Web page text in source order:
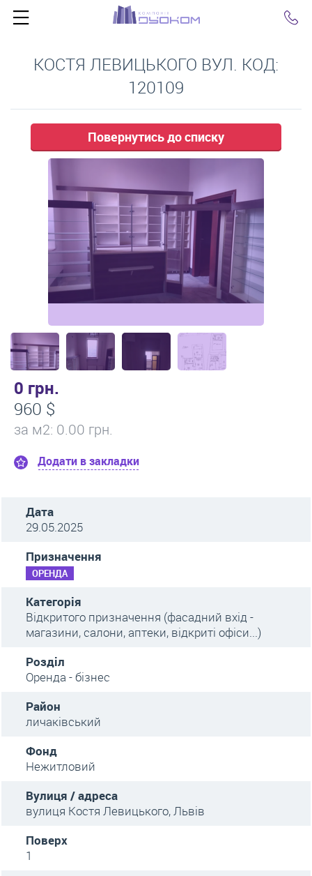
КОСТЯ ЛЕВИЦЬКОГО ВУЛ. КОД:
120109
Повернутись до списку
0 грн.
960 $
за м2: 0.00 грн.
Додати в закладки
Дата
29.05.2025
Призначення
ОРЕНДА
Категорія
Відкритого призначення (фасадний вхід -
магазини, салони, аптеки, відкриті офіси...)
Розділ
Оренда - бізнес
Район
личаківський
Фонд
Нежитловий
Вулиця / адреса
вулиця Костя Левицького, Львів
Поверх
1